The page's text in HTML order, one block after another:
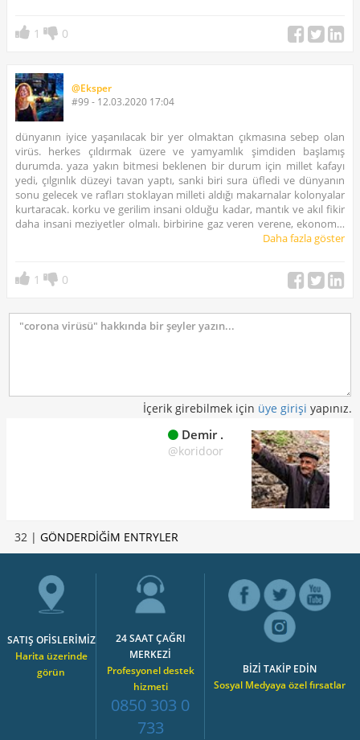
1 0
@Eksper
#99 - 12.03.2020 17:04
dünyanın iyice yaşanılacak bir yer olmaktan çıkmasına sebep olan
virüs. herkes çıldırmak üzere ve yamyamlık şimdiden başlamış
durumda. yaza yakın bitmesi beklenen bir durum için millet kafayı
yedi, çılgınlık düzeyi tavan yaptı, sanki biri sura üfledi ve dünyanın
sonu gelecek ve rafları stoklayan milleti aldığı makarnalar kolonyalar
kurtaracak. korku ve gerilim insani olduğu kadar, mantık ve akıl fikir
daha insani meziyetler olmalı. birbirine gaz veren verene, ekonomik
sistem çökmek üzere, seyahat endüstrisi durunca 34 milyar 520
ülkeye gelmeden ateşi herkesi sarmıştı, artık 1 pozitifimiz var, o da
korkak bir milletmişiz daha iyi görülüyor haberleri ve sosyal medyayı
izleyince. ayrıca sağlık bakanını da şiddetle tebrik ediyorum. müthiş
Daha fazla göster
1 0
İçerik girebilmek için üye girişi yapınız.
Demir .
@koridoor
32 | GÖNDERDİĞİM ENTRYLER
SATIŞ OFİSLERİMİZ
Harita üzerinde
görün
24 SAAT ÇAĞRI
MERKEZİ
Profesyonel destek
hizmeti
0850 303 0
733
BİZİ TAKİP EDİN
Sosyal Medyaya özel fırsatlar